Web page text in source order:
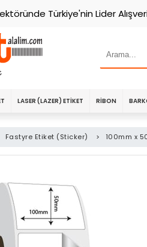
Türkiye'nin Lider
LASER (LAZER) ETIKET RIBON
Fastyre Etiket (Sticker) > 100mm x